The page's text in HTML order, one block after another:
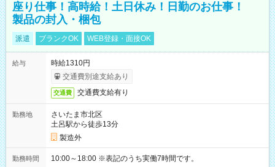
座り仕事！高時給！土日休み！日勤のお仕事！
製品の封入・梱包
派遣 ブランクOK WEB登録・面接OK
給与
時給1310円
交通費別途支給あり
交通費 交通費支給有り
勤務地
さいたま市北区
土呂駅から徒歩13分
製造外
勤務時間 10:00～18:00 ※表記のうち実働7時間です。